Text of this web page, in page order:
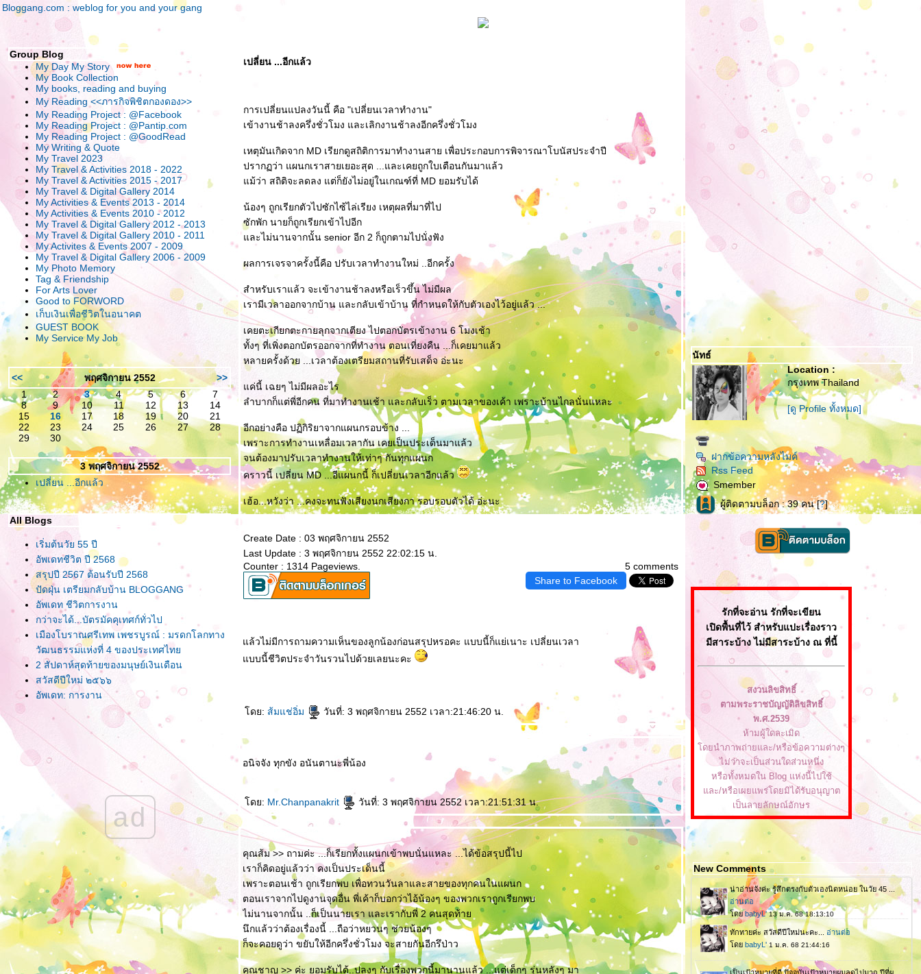
Bloggang.com : weblog for you and your gang
Group Blog
My Day My Story
My Book Collection
My books, reading and buying
My Reading <<ภารกิจพิชิตกองดอง>>
My Reading Project : @Facebook
My Reading Project : @Pantip.com
My Reading Project : @GoodRead
My Writing & Quote
My Travel 2023
My Travel & Activities 2018 - 2022
My Travel & Activities 2015 - 2017
My Travel & Digital Gallery 2014
My Activities & Events 2013 - 2014
My Activities & Events 2010 - 2012
My Travel & Digital Gallery 2012 - 2013
My Travel & Digital Gallery 2010 - 2011
My Activites & Events 2007 - 2009
My Travel & Digital Gallery 2006 - 2009
My Photo Memory
Tag & Friendship
For Arts Lover
Good to FORWORD
เก็บเงินเพื่อชีวิตในอนาคต
GUEST BOOK
My Service My Job
<< พฤศจิกายน 2552
>>
1
2 3 4 5 6
7
8
9 10 11 12 13
14
15
16 17 18 19 20
21
22
23 24 25 26 27
28
29
30
3 พฤศจิกายน 2552
เปลี่ยน ...อีกแล้ว
All Blogs
เริ่มต้นวัย 55 ปี
อัพเดทชีวิต ปี 2568
สรุปปี 2567 ต้อนรับปี 2568
ปัดฝุ่น เตรียมกลับบ้าน BLOGGANG
อัพเดท ชีวิตการงาน
กว่าจะได้...บัตรมัคคุเทศก์ทั่วไป
เมืองโบราณศรีเทพ เพชรบูรณ์ : มรดกโลกทาง
วัฒนธรรมแห่งที่ 4 ของประเทศไท
2 สัปดาห์สุดท้ายของมนุษย์เงินเดือน
สวัสดีปีใหม่ ๒๕๖๖
อัพเดท: การงาน
บันทึก Covid-19
อัพเดท ชีวิตในที่ทำงาน
้าย - (อีก) แล้ว
ฤดูกาล โยก ย้าย มาถึง (อีกแล้ว)
เปลี่ยนเบอร์มือถือใหม่ ...เปลี่ยนใจหรือยัง???
คนที่ไม่ใช่ ทำอะไรก็ผิด
กลับมาแล้ว (อีกที)
กลับมาแล้ว
จบแล้ว.. Leadership Development Program
ผลวิเคราะห์จุดแข็งด้วยเครื่องมือของ Gallup
Reunion
ปรับเงินเดือน
บันทึกเดือนมกราคม
บันทึกปลายปี
ดอง BLOG
กิจกรรม "วันหยุด"
กาลครั้งหนึ่ง "เชียร์ มธ."
ครุ่นคิด ทบทวน บันทึก >> ถนนสายนี้มีตะพาบ
ad
เปลี่ยน ...อีกแล้ว
การเปลี่ยนแปลงวันนี้ คือ "เปลี่ยนเวลาทำงาน"
เข้างานช้าลงครึ่งชั่วโมง และเลิกงานช้าลงอีกครึ่งชั่วโมง
เหตุมันเกิดจาก MD เรียกดูสถิติการมาทำงานสาย เพื่อประกอบการพิจารณาโบนัสประจำปี
ปรากฏว่า แผนกเราสายเยอะสุด ...และเคยถูกใบเตือนกันมาแล้ว
ม้ว่า สถิติจะลดลง แต่ก็ยังไม่อยู่ในเกณฑ์ที่ MD ยอมรับได้
น้องๆ ถูกเรียกตัวไปซักไซ้ไล่เรียง เหตุผลที่มาที่ไป
ซักพัก นายก็ถูกเรียกเข้าไปอีก
ละไม่นานจากนั้น senior อีก 2 ก็ถูกตามไปนั่งฟัง
ผลการเจรจาครั้งนี้คือ ปรับเวลาทำงานใหม่ ..อีกครั้ง
สำหรับเราแล้ว จะเข้างานช้าลงหรือเร็วขึ้น ไม่มีผล
เรามีเวลาออกจากบ้าน และกลับเข้าบ้าน ที่กำหนดให้กับตัวเองไว้อยู่แล้ว ...
เคยตะเกียกตะกายลุกจากเตียง ไปตอกบัตรเข้างาน 6 โมงเช้า
ทั้งๆ ที่เพิ่งตอกบัตรออกจากที่ทำงาน ตอนเที่ยงคืน ...ก็เคยมาแล้ว
หลายครั้งด้วย ...เวลาต้องเตรียมสถานที่รับเสด็จ อ่ะนะ
ค่นี้ เฉยๆ ไม่มีผลอะไร
ลำบากก็แต่พี่อีกคน ที่มาทำงานเช้า และกลับเร็ว ตามเวลาของเค้า เพราะบ้านไกลนั่นแหละ
อีกอย่างคือ ปฏิกิริยาจากแผนกรอบข้าง ...
เพราะการทำงานเหลื่อมเวลากัน เคยเป็นประเด็นมาแล้ว
จนต้องมาปรับเวลาทำงานให้เท่าๆ กันทุกแผนก
คราวนี้ เปลี่ยน MD ...อีแผนกนี้ ก็เปลี่ยนเวลาอีกแล้ว
เฮ้อ...หวังว่า ...คงจะทนฟังเสียงนกเสียงกา รอบรอบตัวได้ อ่ะนะ
Create Date : 03 พฤศจิกายน 2552
Last Update : 3 พฤศจิกายน 2552 22:02:15 น.
5 comments
Counter : 1314 Pageviews.
Share to Facebook
ล้วไม่มีการถามความเห็นของลูกน้องก่อนสรุปหรอคะ แบบนี้ก็แย่เนาะ เปลี่ยนเวลา
บบนี้ชีวิตประจำวันรวนไปด้วยเลยนะคะ
ดย: ส้มแช่อิ่ม วันที่: 3 พฤศจิกายน 2552 เวลา:21:46:20 น.
อนิจจัง ทุกขัง อนันตานะพี่น้อง
ดย: Mr.Chanpanakrit วันที่: 3 พฤศจิกายน 2552 เวลา:21:51:31 น.
คุณส้ม >> ถามค่ะ ...ก็เรียกทั้งแผนกเข้าพบนั่นแหละ ...ได้ข้อสรุปนี้ไป
เราก็คิดอยู่แล้วว่า คงเป็นประเด็นนี้
เพราะตอนเช้า ถูกเรียกพบ เพื่อทวนวันลาและสายของทุกคนในแผนก
ตอนเราจากไปดูงานจุดอื่น พี่เค้าก็บอกว่าไอ้น้องๆ ของพวกเราถูกเรียกพบ
ไม่นานจากนั้น ..ก็เป็นนายเรา และเรากับพี่ 2 คนสุดท้า
นึกแล้วว่าต้องเรื่องนี้ ...ถือว่าหยวนๆ ช่วยน้องๆ
ก็จะคอยดูว่า ขยับให้อีกครึ่งชั่วโมง จะสายกันอีกรึป่าว
คุณชาญ >> ค่ะ ยอมรับได้..ปลงๆ กับเรื่องพวกนี้มานานแล้ว ...แต่เด็กๆ รุ่นหลังๆ มา
นัทธ์
Location :
กรุงเทพ Thailand
[ดู Profile ทั้งหมด]
ฝากข้อความหลังไมค์
Rss Feed
Smember
ผู้ติดตามบล็อก : 39 คน [?]
รักที่จะอ่าน รักที่จะเขียน
เปิดพื้นที่ไว้ สำหรับแปะเรื่องราว
มีสาระบ้าง ไม่มีสาระบ้าง ณ ที่นี้
สงวนลิขสิทธิ์
ตามพระราชบัญญัติลิขสิทธิ์
พ.ศ.2539
ห้ามผู้ใดละเมิด
ดยนำภาพถ่ายและ/หรือข้อความต่างๆ
ไม่ว่าจะเป็นส่วนใดส่วนหนึ่ง
หรือทั้งหมดใน Blog แห่งนี้ไปใช้
ละ/หรือเผยแพร่โดยมิได้รับอนุญาต
เป็นลายลักษณ์อักษร
New Comments